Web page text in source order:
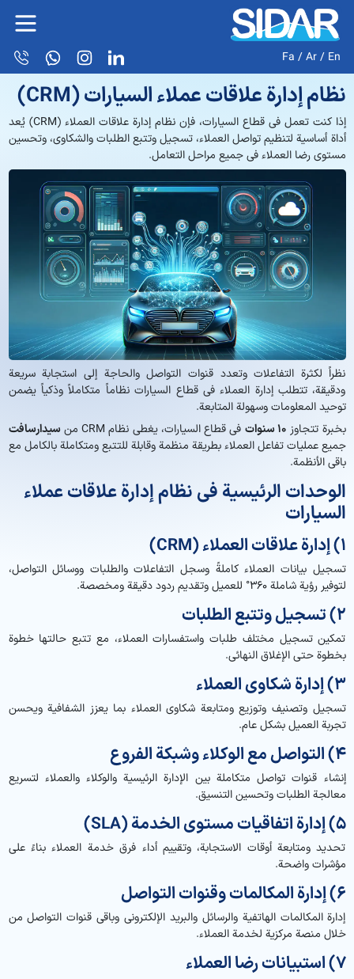
Fa /Ar/ En
نظام إدارة علاقات عملاء السيارات (CRM)
إذا كنت تعمل في قطاع السيارات، فإن نظام إدارة علاقات العملاء (CRM) يُعد
أداة أساسية لتنظيم تواصل العملاء، تسجيل وتتبع الطلبات والشكاوى، وتحسين
مستوى رضا العملاء في جميع مراحل التعامل.
نظراً لكثرة التفاعلات وتعدد قنوات التواصل والحاجة إلى استجابة سريعة
ودقيقة، تتطلب إدارة العملاء في قطاع السيارات نظاماً متكاملاً وذكياً يضمن
توحيد المعلومات وسهولة المتابعة.
بخبرة تتجاوز 10 سنوات في قطاع السيارات، يغطي نظام CRM من
سیدارسافت
جميع عمليات تفاعل العملاء بطريقة منظمة وقابلة للتتبع ومتكاملة بالكامل مع
باقي الأنظمة.
الوحدات الرئيسية في نظام إدارة علاقات عملاء
السيارات
1) إدارة علاقات العملاء (CRM)
تسجيل بيانات العملاء كاملةً وسجل التفاعلات والطلبات ووسائل التواصل،
لتوفير رؤية شاملة 360° للعميل وتقديم ردود دقيقة ومخصصة.
2) تسجيل وتتبع الطلبات
تمكين تسجيل مختلف طلبات واستفسارات العملاء، مع تتبع حالتها خطوة
بخطوة حتى الإغلاق النهائي.
3) إدارة شكاوى العملاء
تسجيل وتصنيف وتوزيع ومتابعة شكاوى العملاء بما يعزز الشفافية ويحسن
تجربة العميل بشكل عام.
4) التواصل مع الوكلاء وشبكة الفروع
إنشاء قنوات تواصل متكاملة بين الإدارة الرئيسية والوكلاء والعملاء لتسريع
معالجة الطلبات وتحسين التنسيق.
5) إدارة اتفاقيات مستوى الخدمة (SLA)
تحديد ومتابعة أوقات الاستجابة، وتقييم أداء فرق خدمة العملاء بناءً على
مؤشرات واضحة.
6) إدارة المكالمات وقنوات التواصل
إدارة المكالمات الهاتفية والرسائل والبريد الإلكتروني وباقي قنوات التواصل من
خلال منصة مركزية لخدمة العملاء.
7) استبيانات رضا العملاء